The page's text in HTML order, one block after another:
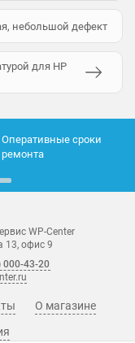
небольшой дефект
для HP
Оперативные сроки
ремонта
WP-Center
13, офис 9
000-43-20
О магазине